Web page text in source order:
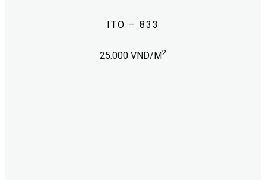
ITO – 833
25.000 VND/M2